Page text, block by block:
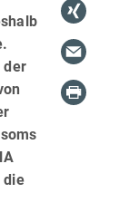
der
die